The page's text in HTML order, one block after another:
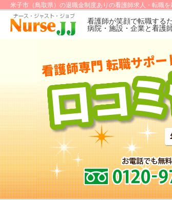
米子市（鳥取県）の退職金制度ありの看護師求人・転職を
看護師が笑顔で転職する
病院・施設・企業と看護